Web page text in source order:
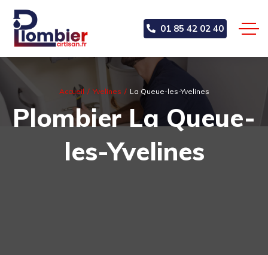
01 85 42 02 40
Accueil Yvelines La Queue-les-Yvelines
Plombier La Queue-
les-Yvelines